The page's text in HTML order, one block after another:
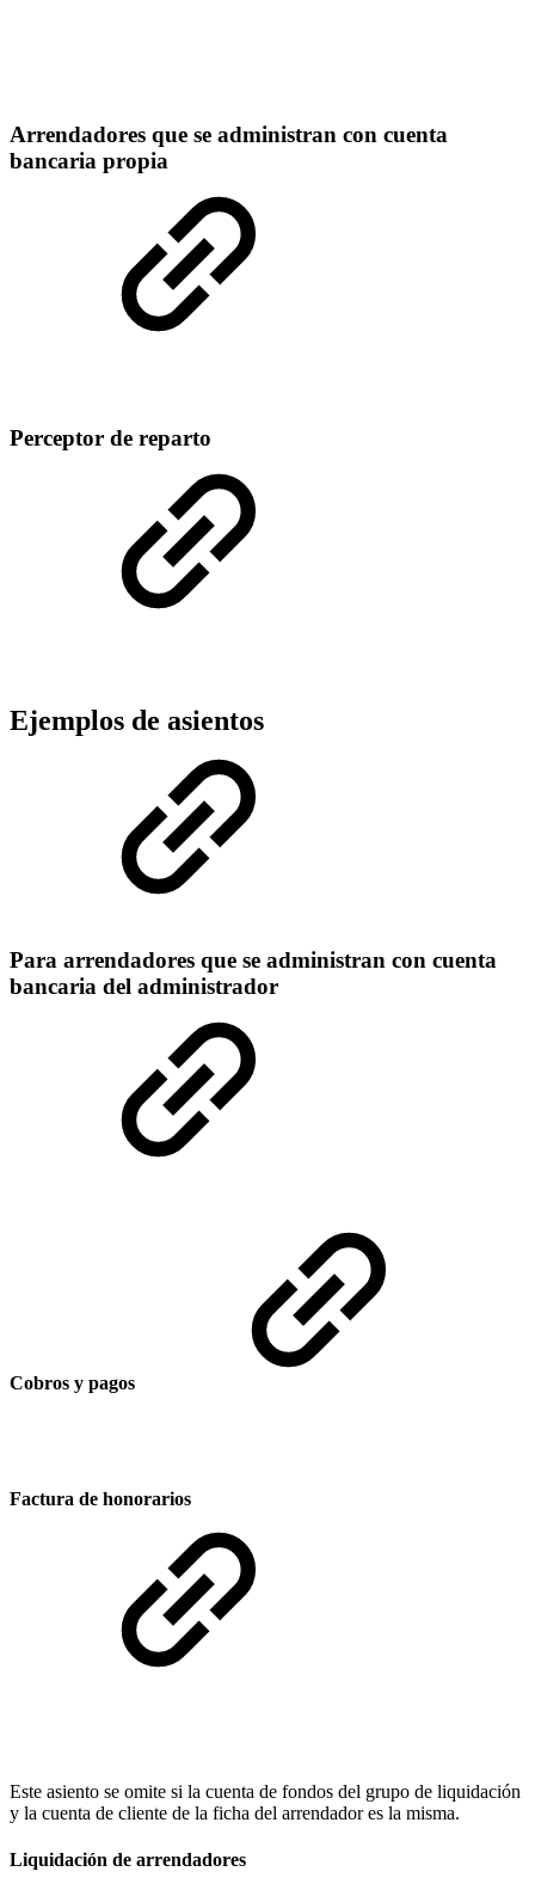
Arrendadores que se administran con cuenta
bancaria propia
Perceptor de reparto
Ejemplos de asientos
Para arrendadores que se administran con cuenta
bancaria del administrador
Cobros y pagos
Factura de honorarios
Este asiento se omite si la cuenta de fondos del grupo de liquidación
y la cuenta de cliente de la ficha del arrendador es la misma.
Liquidación de arrendadores